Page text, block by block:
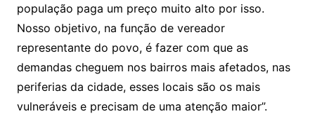
população paga um preço muito alto por isso.
Nosso objetivo, na função de vereador
representante do povo, é fazer com que as
demandas cheguem nos bairros mais afetados, nas
periferias da cidade, esses locais são os mais
vulneráveis e precisam de uma atenção maior”.